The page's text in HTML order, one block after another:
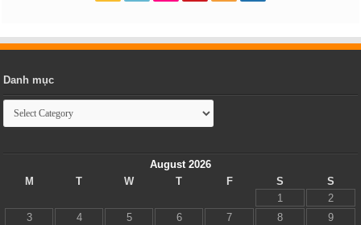
Danh mục
Danh
mục
August 2026
M
T W T F S
S
1
2
3
4 5 6 7 8 9